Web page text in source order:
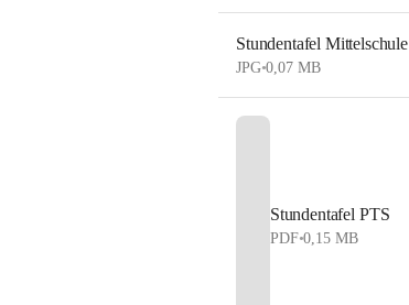
Stundentafel Mittelschule
JPG•0,07 MB
Stundentafel PTS
PDF•0,15 MB